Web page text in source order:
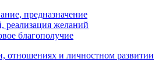
предназначение
реализация желаний
благополучие
отношениях и личностном развитии